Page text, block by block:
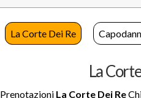
La Corte Dei Re
La
Prenotazioni La Corte Dei Re